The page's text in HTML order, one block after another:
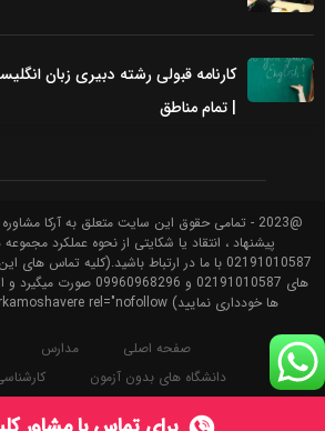
| تمام مناطق
@2023 - تمامی حقوق این سایت متعلق به آرکا
پیشنهاد ، انتقاد یا شکایتی از نحوه عملکرد
02191010587 با ما در ارتباط باشید.(کلیه
های 02191010587 و
ها خودداری نمایید) rubika.ir/arkamoshavere rel="nofollow">نوین وب
صفحه اصلی مدارس
دانشگاه های بدون آزمون